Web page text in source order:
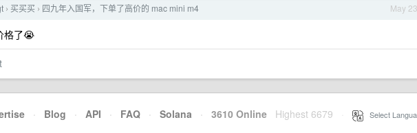
May 23
› 买买买 › 四九年入国军，下单了高价的 mac mini m4
格了😭
· Blog · API · FAQ · Solana · 3610 Online Highest 6679 Select